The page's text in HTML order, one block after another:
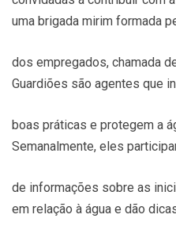
uma brigada mirim formada
dos empregados, chamada
Guardiões são agentes que
boas práticas e protegem a
Semanalmente, eles
de informações sobre as
em relação à água e dão